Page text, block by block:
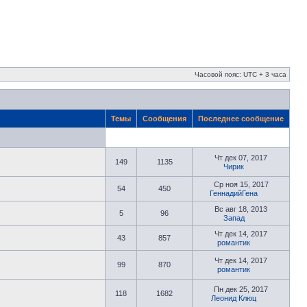
Часовой пояс: UTC + 3 часа
Темы Сообщения Последнее сообщение
149 1135
Чт дек 07, 2017
Чирик
54 450
Ср ноя 15, 2017
ГеннадийГена
5 96
Вс авг 18, 2013
Запад
43 857
Чт дек 14, 2017
романтик
99 870
Чт дек 14, 2017
романтик
118 1682
Пн дек 25, 2017
Леонид Клюц